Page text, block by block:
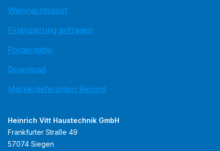
Weihnachtspost
Finanzierung anfragen
Fördermittel
Download
Markenlieferanten Record
Heinrich Vitt Haustechnik GmbH
Frankfurter Straße 49
57074 Siegen